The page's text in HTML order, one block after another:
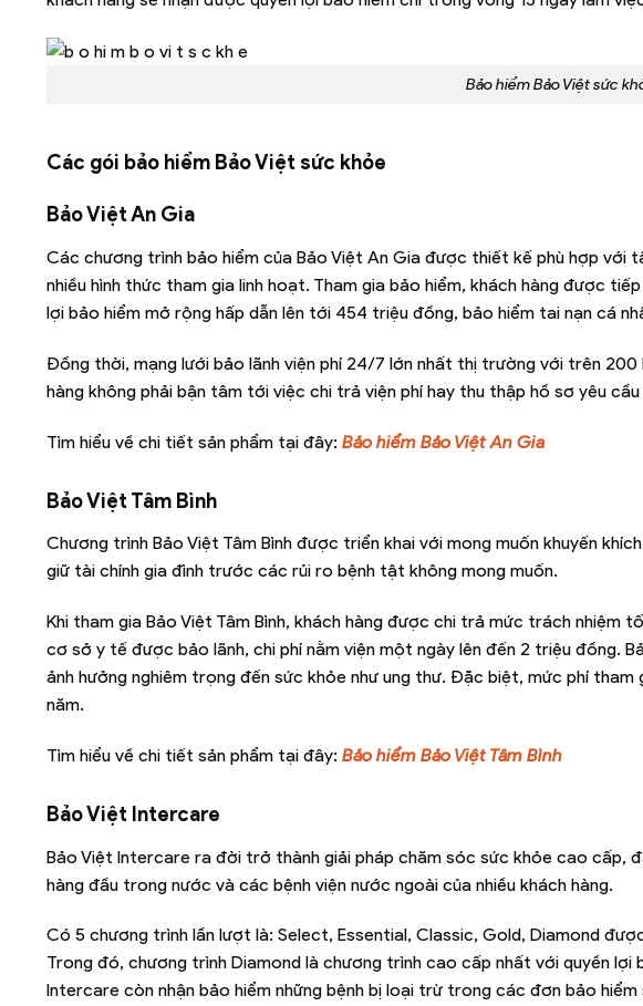
Bảo hiểm Bảo Việt sức
Các gói bảo hiểm Bảo Việt sức khỏe
Bảo Việt An Gia
Các chương trình bảo hiểm của Bảo Việt An Gia được thiết kế phù hợp
nhiều hình thức tham gia linh hoạt. Tham gia bảo hiểm, khách hàng được
lợi bảo hiểm mở rộng hấp dẫn lên tới 454 triệu đồng, bảo hiểm tai nạn cá
Đồng thời, mạng lưới bảo lãnh viện phí 24/7 lớn nhất thị trường với trên
hàng không phải bận tâm tới việc chi trả viện phí hay thu thập hồ sơ yêu
Tìm hiểu về chi tiết sản phẩm tại đây: Bảo hiểm Bảo Việt An Gia
Bảo Việt Tâm Bình
Chương trình Bảo Việt Tâm Bình được triển khai với mong muốn khuyến
giữ tài chính gia đình trước các rủi ro bệnh tật không mong muốn.
Khi tham gia Bảo Việt Tâm Bình, khách hàng được chi trả mức trách
cơ sở y tế được bảo lãnh, chi phí nằm viện một ngày lên đến 2 triệu đồng.
ảnh hưởng nghiêm trọng đến sức khỏe như ung thư. Đặc biệt, mức phí
năm.
Tìm hiểu về chi tiết sản phẩm tại đây: Bảo hiểm Bảo Việt Tâm Bình
Bảo Việt Intercare
Bảo Việt Intercare ra đời trở thành giải pháp chăm sóc sức khỏe cao cấp,
hàng đầu trong nước và các bệnh viện nước ngoài của nhiều khách hàng.
Có 5 chương trình lần lượt là: Select, Essential, Classic, Gold, Diamond
Trong đó, chương trình Diamond là chương trình cao cấp nhất với quyền
Intercare còn nhận bảo hiểm những bệnh bị loại trừ trong các đơn bảo